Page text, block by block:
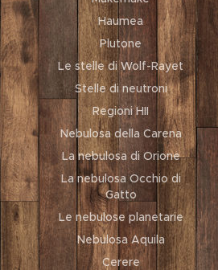
Haumea
Plutone
Le stelle di Wolf-Rayet
Stelle di neutroni
Regioni HII
Nebulosa della Carena
La nebulosa di Orione
La nebulosa Occhio di
Gatto
Le nebulose planetarie
Nebulosa Aquila
Cerere